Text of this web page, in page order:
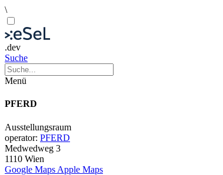
\
.dev
Suche
Menü
PFERD
Ausstellungsraum
operator: PFERD
Medwedweg 3
1110 Wien
Google Maps Apple Maps